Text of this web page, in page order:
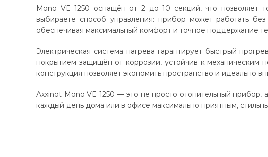
Mono VE 1250 оснащён от 2 до 10 секций, что позволяет
выбираете способ управления: прибор может работать
обеспечивая максимальный комфорт и точное поддержание
Электрическая система нагрева гарантирует быстрый
покрытием защищён от коррозии, устойчив к механическим
конструкция позволяет экономить пространство и идеально
Axxinot Mono VE 1250 — это не просто отопительный
каждый день дома или в офисе максимально приятным,